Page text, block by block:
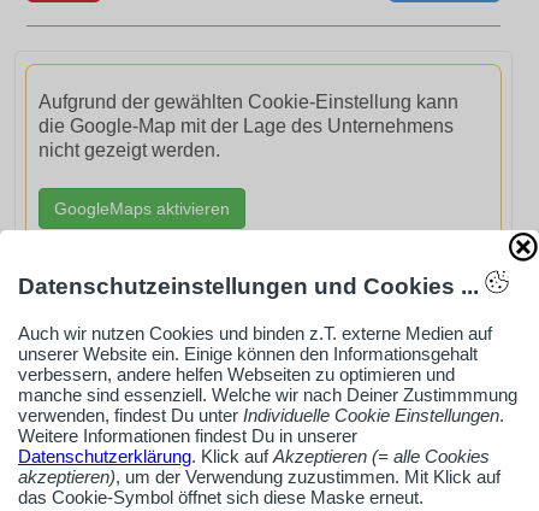
Aufgrund der gewählten Cookie-Einstellung kann
die Google-Map mit der Lage des Unternehmens
nicht gezeigt werden.
GoogleMaps aktivieren
AdSense smARTe inArticle-Anzeige aktivieren
Ob Solo-Selbsständiger, Handwerksbetrieb oder
Industrieunternehmen
Erstelle jetzt ein gratis Firmenprofil für dein Unternehmen:
Datenschutzeinstellungen und Cookies ...
Auch wir nutzen Cookies und binden z.T. externe Medien auf
unserer Website ein. Einige können den Informationsgehalt
verbessern, andere helfen Webseiten zu optimieren und
manche sind essenziell. Welche wir nach Deiner Zustimmmung
verwenden, findest Du unter Individuelle Cookie Einstellungen.
Weitere Informationen findest Du in unserer
Datenschutzerklärung. Klick aufAkzeptieren (= alle Cookies
akzeptieren), um der Verwendung zuzustimmen. Mit Klick auf
das Cookie-Symbol öffnet sich diese Maske erneut.